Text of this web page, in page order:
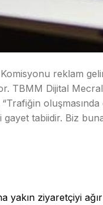
reklam
TBMM Dijital
“Trafiğin
gayet tabiidir. Biz
yakın ziyaretçiyi